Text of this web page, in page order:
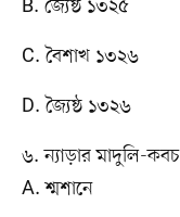
B. জ্যৈষ্ঠ ১৩২৫
C. বৈশাখ ১৩২৬
D. জ্যৈষ্ঠ ১৩২৬
৬. ন্যাড়ার মাদুলি-
A. শ্মশানে